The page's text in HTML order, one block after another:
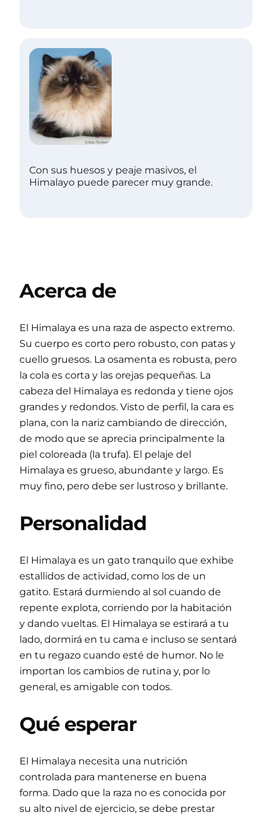
Con sus huesos y peaje masivos, el
Himalayo puede parecer muy grande.
Acerca de
El Himalaya es una raza de aspecto extremo.
Su cuerpo es corto pero robusto, con patas y
cuello gruesos. La osamenta es robusta, pero
la cola es corta y las orejas pequeñas. La
cabeza del Himalaya es redonda y tiene ojos
grandes y redondos. Visto de perfil, la cara es
plana, con la nariz cambiando de dirección,
de modo que se aprecia principalmente la
piel coloreada (la trufa). El pelaje del
Himalaya es grueso, abundante y largo. Es
muy fino, pero debe ser lustroso y brillante.
Personalidad
El Himalaya es un gato tranquilo que exhibe
estallidos de actividad, como los de un
gatito. Estará durmiendo al sol cuando de
repente explota, corriendo por la habitación
y dando vueltas. El Himalaya se estirará a tu
lado, dormirá en tu cama e incluso se sentará
en tu regazo cuando esté de humor. No le
importan los cambios de rutina y, por lo
general, es amigable con todos.
Qué esperar
El Himalaya necesita una nutrición
controlada para mantenerse en buena
forma. Dado que la raza no es conocida por
su alto nivel de ejercicio, se debe prestar